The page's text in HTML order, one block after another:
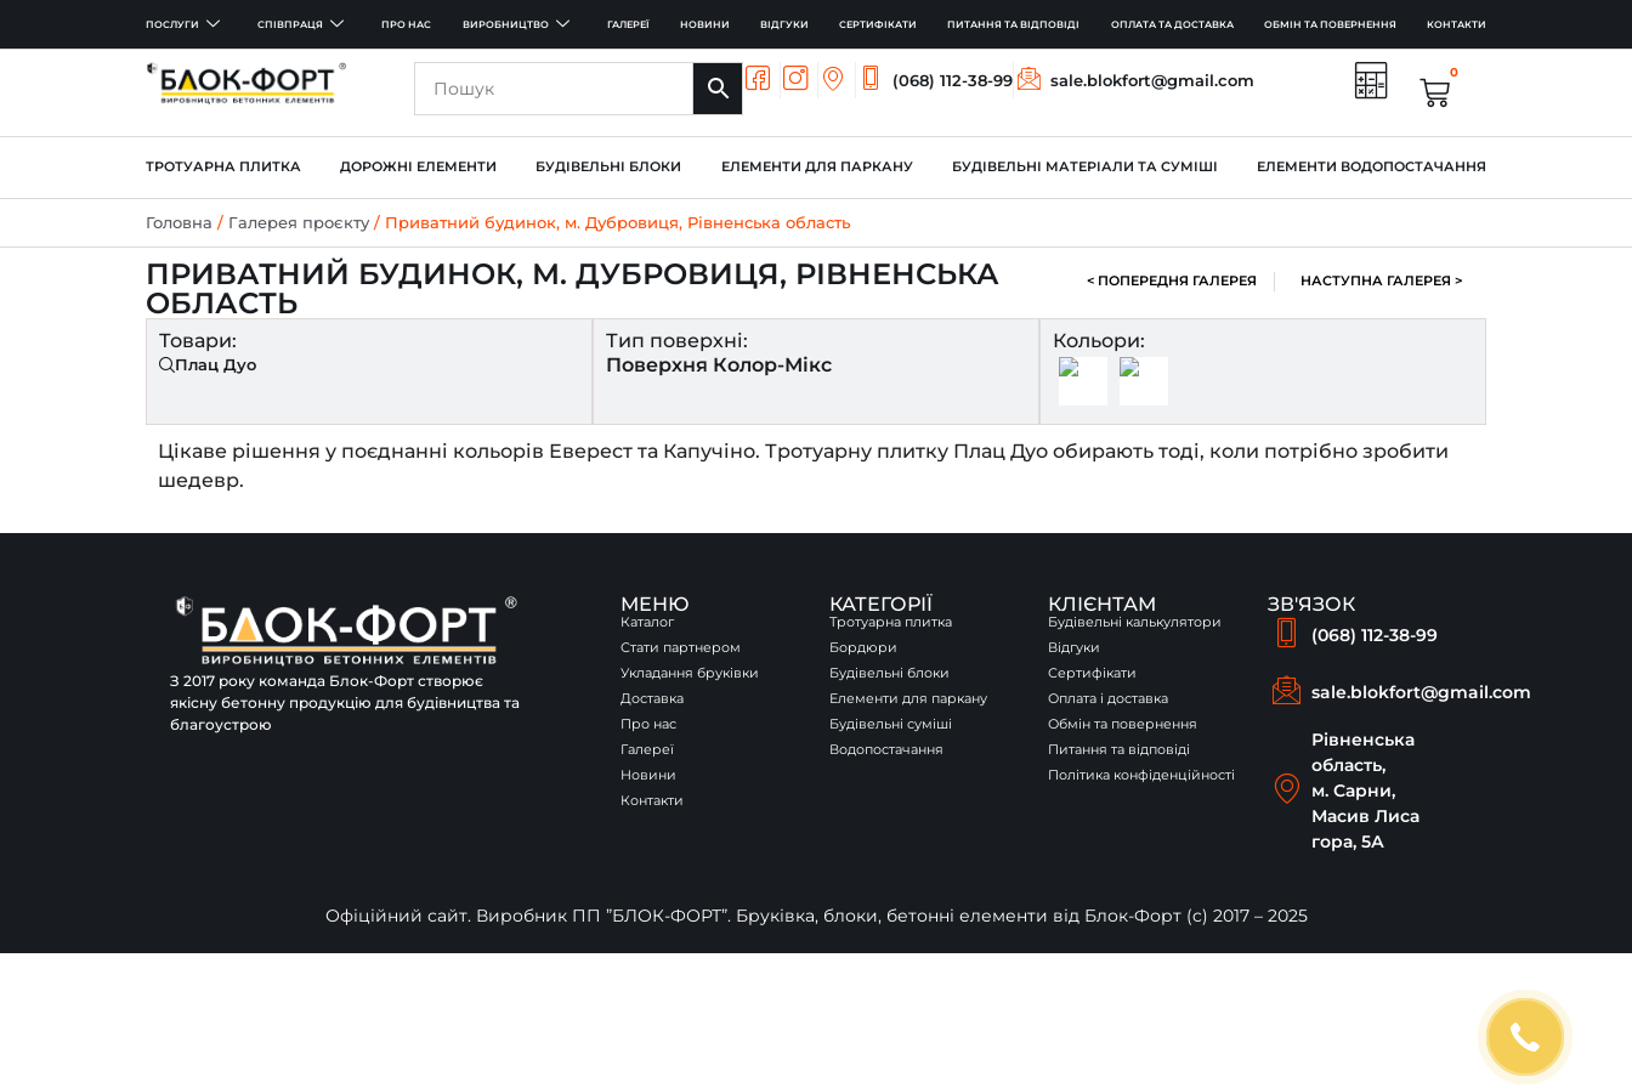
ПОСЛУГИ СПІВПРАЦЯ ПРО НАС ВИРОБНИЦТВО ГАЛЕРЕЇ НОВИНИ ВІДГУКИ СЕРТИФІКАТИ ПИТАННЯ ТА ВІДПОВІДІ ОПЛАТА ТА ДОСТАВКА ОБМІН ТА ПОВЕРНЕННЯ КОНТАКТИ
(068) 112-38-99 sale.blokfort@gmail.com 0
ТРОТУАРНА ПЛИТКА ДОРОЖНІ ЕЛЕМЕНТИ БУДІВЕЛЬНІ БЛОКИ ЕЛЕМЕНТИ ДЛЯ ПАРКАНУ БУДІВЕЛЬНІ МАТЕРІАЛИ ТА СУМІШІ ЕЛЕМЕНТИ ВОДОПОСТАЧАННЯ
Головна / Галерея проєкту/ Приватний будинок, м. Дубровиця, Рівненська область
ПРИВАТНИЙ БУДИНОК, М. ДУБРОВИЦЯ, РІВНЕНСЬКА
ОБЛАСТЬ
< ПОПЕРЕДНЯ ГАЛЕРЕЯ НАСТУПНА ГАЛЕРЕЯ >
Товари:
Плац Дуо
Тип поверхні:
Поверхня Колор-Мікс
Кольори:
Цікаве рішення у поєднанні кольорів Еверест та Капучіно. Тротуарну плитку Плац Дуо обирають тоді, коли потрібно зробити
шедевр.
З 2017 року команда Блок-Форт створює
якісну бетонну продукцію для будівництва та
благоустрою
МЕНЮ
Каталог
Стати партнером
Укладання бруківки
Доставка
Про нас
Галереї
Новини
Контакти
КАТЕГОРІЇ
Тротуарна плитка
Бордюри
Будівельні блоки
Елементи для паркану
Будівельні суміші
Водопостачання
КЛІЄНТАМ
Будівельні калькулятори
Відгуки
Сертифікати
Оплата і доставка
Обмін та повернення
Питання та відповіді
Політика конфіденційності
ЗВ'ЯЗОК
(068) 112-38-99
sale.blokfort@gmail.com
Рівненська
область,
м. Сарни,
Масив Лиса
гора, 5А
Офіційний сайт. Виробник ПП ”БЛОК-ФОРТ”. Бруківка, блоки, бетонні елементи від Блок-Форт (c) 2017 – 2025